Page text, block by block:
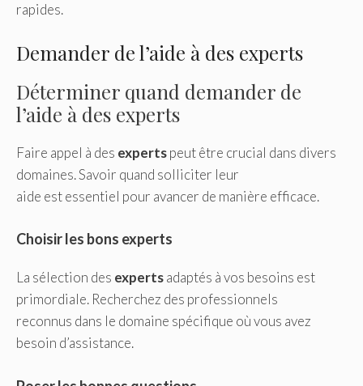
rapides.
Demander de l’aide à des experts
Déterminer quand demander de
l’aide à des experts
Faire appel à des expertspeut être crucial dans divers
domaines. Savoir quand solliciter leur
aide est essentiel pour avancer de manière efficace.
Choisir les bons experts
La sélection des expertsadaptés à vos besoins est
primordiale. Recherchez des professionnels
reconnus dans le domaine spécifique où vous avez
besoin d’assistance.